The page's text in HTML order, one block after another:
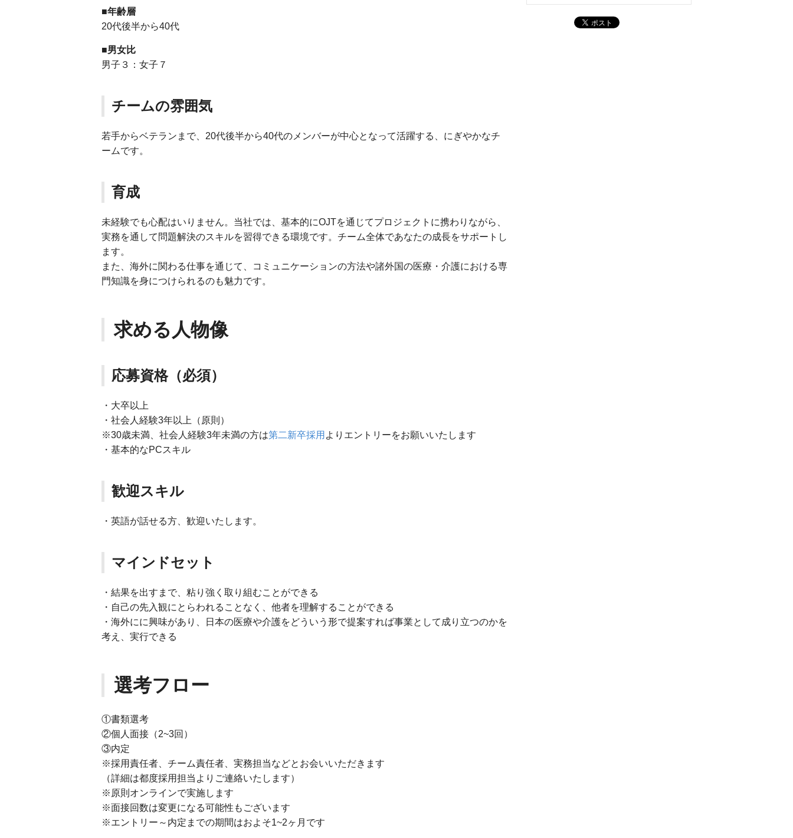
■年齢層
20代後半から40代
■男女比
男子３：女子７
チームの雰囲気
若手からベテランまで、20代後半から40代のメンバーが中心となって活躍する、にぎやかなチ
ームです。
育成
未経験でも心配はいりません。当社では、基本的にOJTを通じてプロジェクトに携わりながら、
実務を通して問題解決のスキルを習得できる環境です。チーム全体であなたの成長をサポートし
ます。
また、海外に関わる仕事を通じて、コミュニケーションの方法や諸外国の医療・介護における専
門知識を身につけられるのも魅力です。
求める人物像
応募資格（必須）
・大卒以上
・社会人経験3年以上（原則）
※30歳未満、社会人経験3年未満の方は第二新卒採用 よりエントリーをお願いいたします
・基本的なPCスキル
歓迎スキル
・英語が話せる方、歓迎いたします。
マインドセット
・結果を出すまで、粘り強く取り組むことができる
・自己の先入観にとらわれることなく、他者を理解することができる
・海外にに興味があり、日本の医療や介護をどういう形で提案すれば事業として成り立つのかを
考え、実行できる
選考フロー
①書類選考
②個人面接（2~3回）
③内定
※採用責任者、チーム責任者、実務担当などとお会いいただきます
（詳細は都度採用担当よりご連絡いたします）
※原則オンラインで実施します
※面接回数は変更になる可能性もございます
※エントリー～内定までの期間はおよそ1~2ヶ月です